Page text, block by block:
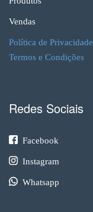
Vendas
Política de Privacidade
Termos e Condições
Redes Sociais
Facebook
Instagram
Whatsapp